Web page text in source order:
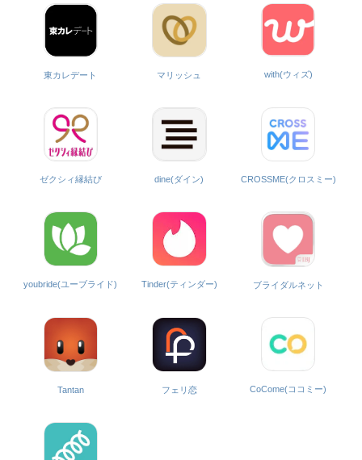
東カレデート マリッシュ with(ウィズ)
ゼクシィ縁結び dine(ダイン) CROSSME(クロスミー)
youbride(ユーブライド) Tinder(ティンダー) ブライダルネット
Tantan フェリ恋 CoCome(ココミー)